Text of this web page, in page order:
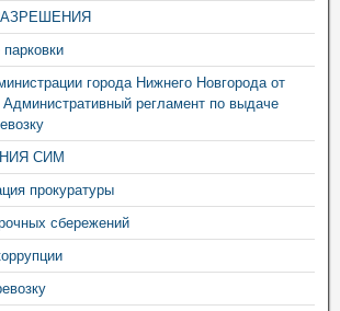
города Нижнего Новгорода от
регламент по выдаче
СИМ
прокуратуры
сбережений